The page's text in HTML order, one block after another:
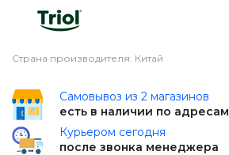
Страна производителя: Китай
Самовывоз из 2 магазинов
есть в наличии по адресам
Курьером сегодня
после звонка менеджера